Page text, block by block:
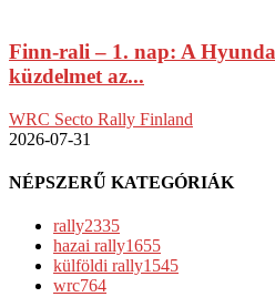
Finn-rali – 1. nap: A
küzdelmet az...
WRC Secto Rally Finland
2026-07-31
NÉPSZERŰ KATEGÓRIÁK
rally2335
hazai rally1655
külföldi rally1545
wrc764